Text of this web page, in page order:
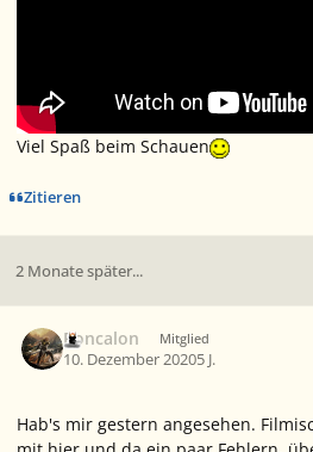
Viel Spaß beim Schauen
Zitieren
2 Monate später...
Roncalon Mitglied
10. Dezember 20205 J.
Hab's mir gestern angesehen.